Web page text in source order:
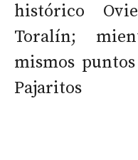
histórico
Toralín;
mismos
Pajaritos